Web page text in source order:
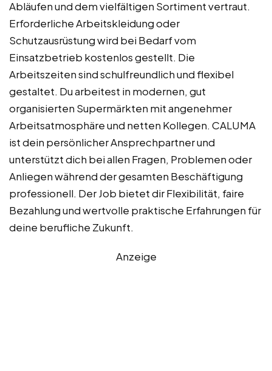
Abläufen und dem vielfältigen Sortiment vertraut.
Erforderliche Arbeitskleidung oder
Schutzausrüstung wird bei Bedarf vom
Einsatzbetrieb kostenlos gestellt. Die
Arbeitszeiten sind schulfreundlich und flexibel
gestaltet. Du arbeitest in modernen, gut
organisierten Supermärkten mit angenehmer
Arbeitsatmosphäre und netten Kollegen. CALUMA
ist dein persönlicher Ansprechpartner und
unterstützt dich bei allen Fragen, Problemen oder
Anliegen während der gesamten Beschäftigung
professionell. Der Job bietet dir Flexibilität, faire
Bezahlung und wertvolle praktische Erfahrungen für
deine berufliche Zukunft.
Anzeige